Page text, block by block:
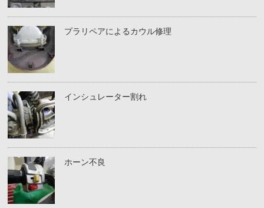
プラリペアによるカウル修理
インシュレーター割れ
ホーン不良